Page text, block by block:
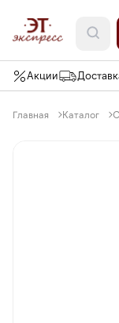
Акции
Главная Каталог